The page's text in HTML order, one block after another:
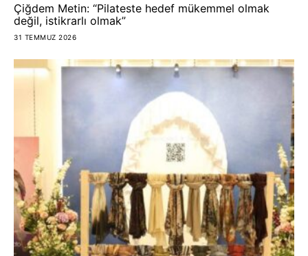
Çiğdem Metin: “Pilateste hedef mükemmel olmak
değil, istikrarlı olmak”
31 TEMMUZ 2026